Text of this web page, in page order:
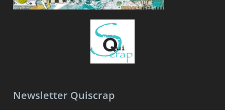
Newsletter Quiscrap